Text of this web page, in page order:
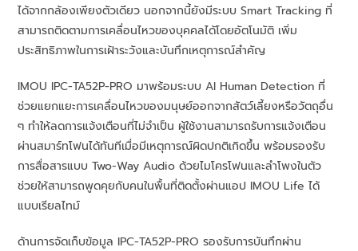
ได้จากกล้องเพียงตัวเดียว นอกจากนี้ยังมีระบบ Smart Tracking ที่
สามารถติดตามการเคลื่อนไหวของบุคคลได้โดยอัตโนมัติ เพิ่ม
ประสิทธิภาพในการเฝ้าระวังและบันทึกเหตุการณ์สำคัญ
IMOU IPC-TA52P-PRO มาพร้อมระบบ AI Human Detection ที่
ช่วยแยกแยะการเคลื่อนไหวของมนุษย์ออกจากสัตว์เลี้ยงหรือวัตถุอื่น
ๆ ทำให้ลดการแจ้งเตือนที่ไม่จำเป็น ผู้ใช้งานสามารถรับการแจ้งเตือน
ผ่านสมาร์ทโฟนได้ทันทีเมื่อมีเหตุการณ์ผิดปกติเกิดขึ้น พร้อมรองรับ
การสื่อสารแบบ Two-Way Audio ด้วยไมโครโฟนและลำโพงในตัว
ช่วยให้สามารถพูดคุยกับคนในพื้นที่ติดตั้งผ่านแอป IMOU Life ได้
แบบเรียลไทม์
ด้านการจัดเก็บข้อมูล IPC-TA52P-PRO รองรับการบันทึกผ่าน